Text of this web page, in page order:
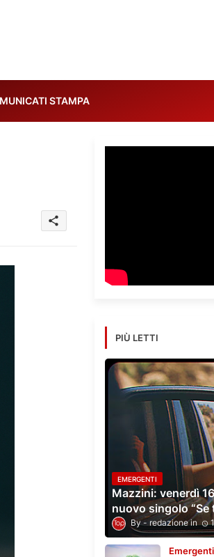
STAMPA
share
PIÙ LETTI
EMERGENTI
Mazzini: venerdì
nuovo singolo “Se
redazione
Emergenti